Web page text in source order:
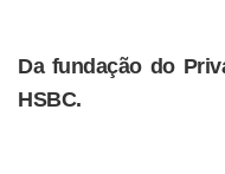
Da fundação do
HSBC.